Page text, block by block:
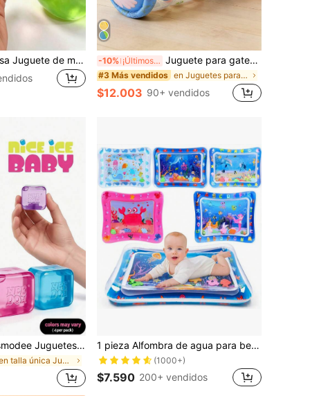
1 pieza/Verde/Rosa Juguete de manzana blanda, Juguete antiestrés para adultos, Juguete de liberación lenta, Juguete sensorial para aliviar la ansiedad, Juguete blando antiestrés para adultos, Adecuado para fiestas de adultos, Suave y masticable, Regalo de cumpleaños, Regalo pequeño para bolsa de regalo, Suave y masticable, Juguete suave y masticable -10% ¡Últimos 3 días Juguete para gatear de bebé que fomenta el gateo, verde, azul, actividad de desarrollo temprano para bebés con sonajero y pelota rodante, campana incorporada, estilo animal divertido y lindo que ayuda a desarrollar las habilidades motoras, para niños de 6 meses, 1 2 3 años, regalo de cumpleaños
#3 Más vendidos en Juguetes para el desarrollo temprano y la activ
$12.003 90+ vendidos
para apretar, 4 piezas/caja, alivio del estrés, ideal para oficina/hogar, ocio y entretenimiento. También excelente como regalo de graduación, juguetes de peluche y decoración de habitación.
en talla única Juguetes para niños en edad preesco
1 pieza Alfombra de agua para bebé para entrenamiento de gateo, Alfombra de agua inflable para bebés para trepar, Cojín de agua acolchado grueso para niños
(1000+)
$7.590 200+ vendidos